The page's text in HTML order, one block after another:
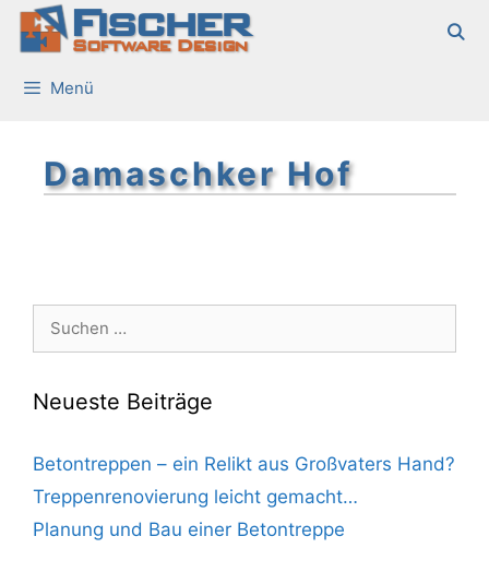
Zum
Inhalt
springen
Fischer
Software Design
Menü
Damaschker Hof
Suchen
Neueste Beiträge
Betontreppen – ein Relikt aus Großvaters Hand?
Treppenrenovierung leicht gemacht…
Planung und Bau einer Betontreppe